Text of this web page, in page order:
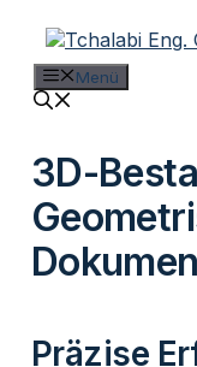
Inhalt
springenMenü
3D-
Präzise